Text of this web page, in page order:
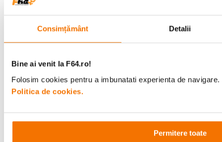
Consimțământ Detalii
Bine ai venit la F64.ro!
Folosim cookies pentru a imbunatati experienta de
Politica de cookies.
Permitere toate
pentru tine.
Consultanta
Comenzi si livrare